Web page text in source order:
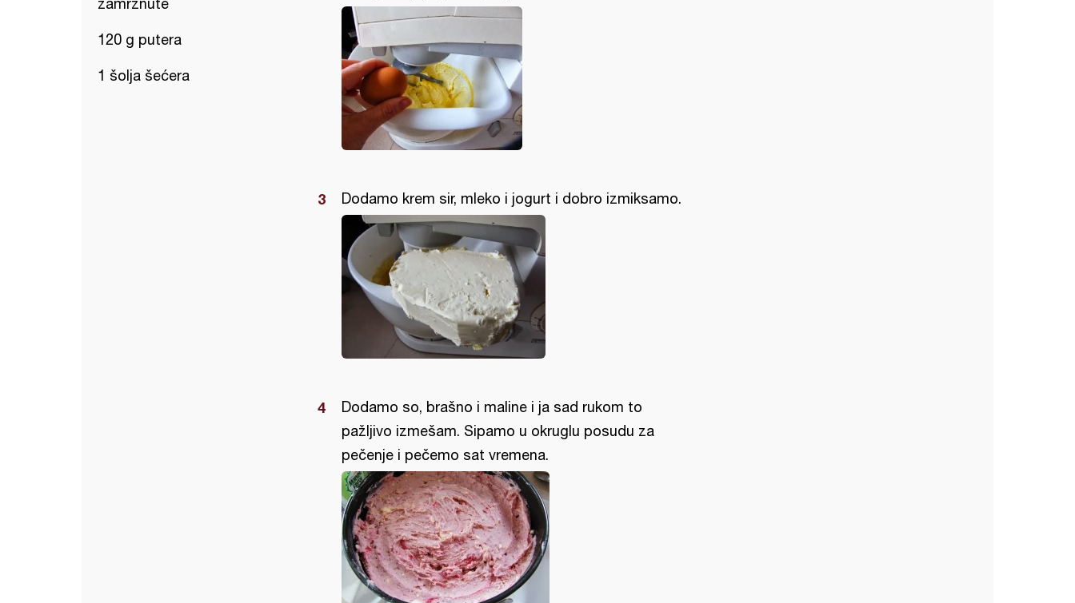
zamrznute
120 g putera
1 šolja šećera
Dodamo krem sir, mleko i jogurt i dobro izmiksamo.
Dodamo so, brašno i maline i ja sad rukom to
pažljivo izmešam. Sipamo u okruglu posudu za
pečenje i pečemo sat vremena.